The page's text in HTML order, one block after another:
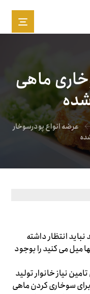
ماهی
عرضه انواع پودرسوخار
انتظار داشته
میل می کنید را بوجود
نیاز خانوار تولید
سوخاری کردن ماهی